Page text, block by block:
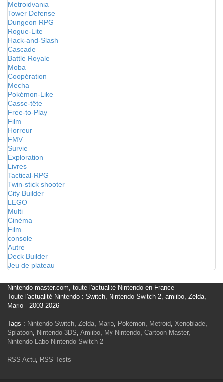
Metroidvania
Tower Defense
Dungeon RPG
Rogue-Lite
Hack-and-Slash
Cascade
Battle Royale
Moba
Coopération
Mecha
Pokémon-Like
Casse-tête
Free-to-Play
Film
Horreur
FMV
Survie
Exploration
Livres
Tactical-RPG
Twin-stick shooter
City Builder
LEGO
Multi
Cinéma
Film
console
Autre
Deck Builder
Jeu de plateau
Nintendo-master.com, toute l'actualité Nintendo en France
Toute l'actualité Nintendo : Switch, Nintendo Switch 2, amiibo, Zelda,
Mario - 2003-2026
Tags : Nintendo Switch, Zelda, Mario, Pokémon, Metroid, Xenoblade,
Splatoon, Nintendo 3DS, Amiibo, My Nintendo, Cartoon Master,
Nintendo Labo Nintendo Switch 2
RSS Actu, RSS Tests